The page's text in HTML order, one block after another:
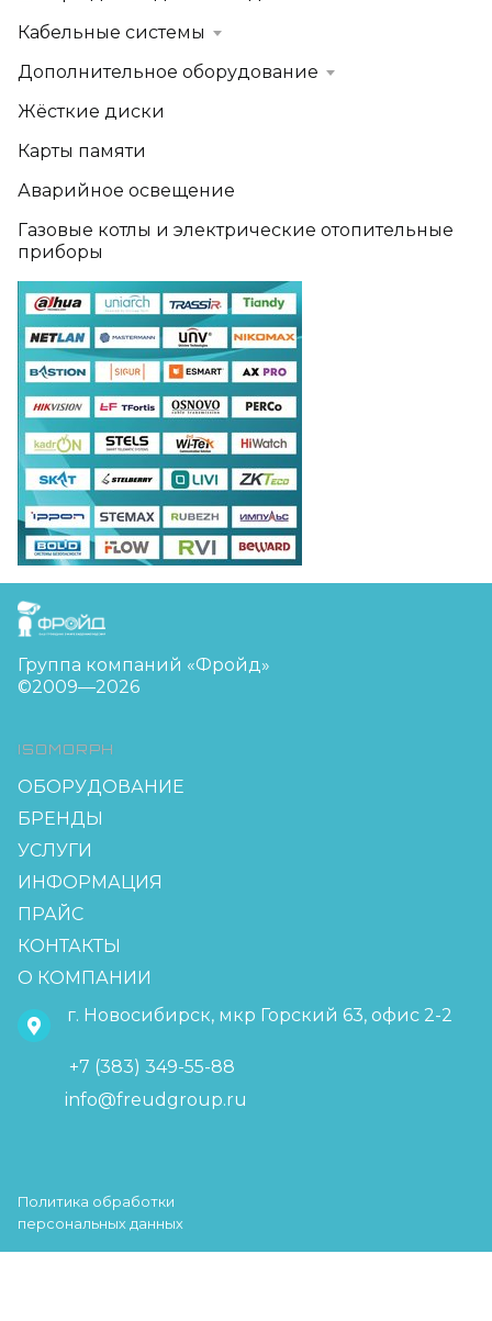
Кабельные системы
Дополнительное оборудование
Жёсткие диски
Карты памяти
Аварийное освещение
Газовые котлы и электрические отопительные
приборы
FreudGroup
Группа компаний «Фройд»
©2009—2026
ISOMORPH
ОБОРУДОВАНИЕ
БРЕНДЫ
УСЛУГИ
ИНФОРМАЦИЯ
ПРАЙС
КОНТАКТЫ
О КОМПАНИИ
г. Новосибирск, мкр Горский 63, офис 2-2
+7 (383) 349-55-88
info@freudgroup.ru
Политика обработки
персональных данных